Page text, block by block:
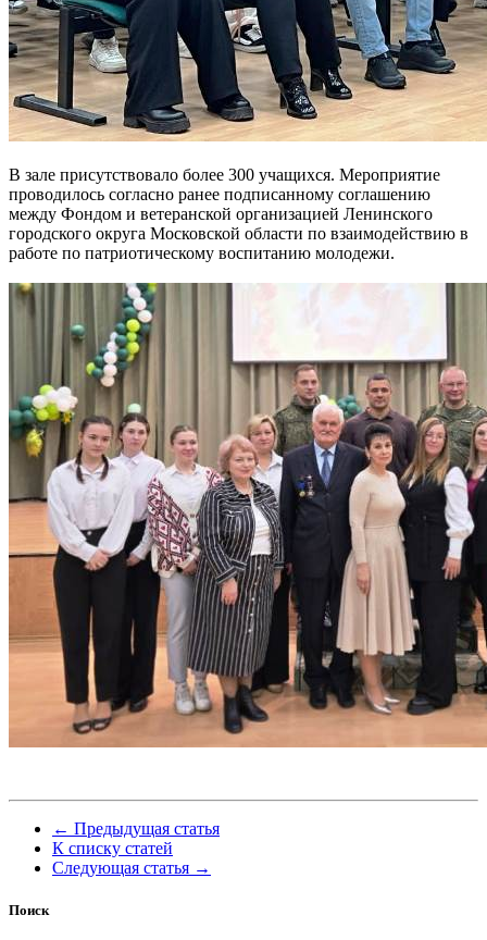
В зале присутствовало более 300 учащихся. Мероприятие
проводилось согласно ранее подписанному соглашению
между Фондом и ветеранской организацией Ленинского
городского округа Московской области по взаимодействию в
работе по патриотическому воспитанию молодежи.
← Предыдущая статья
К списку статей
Следующая статья →
Поиск